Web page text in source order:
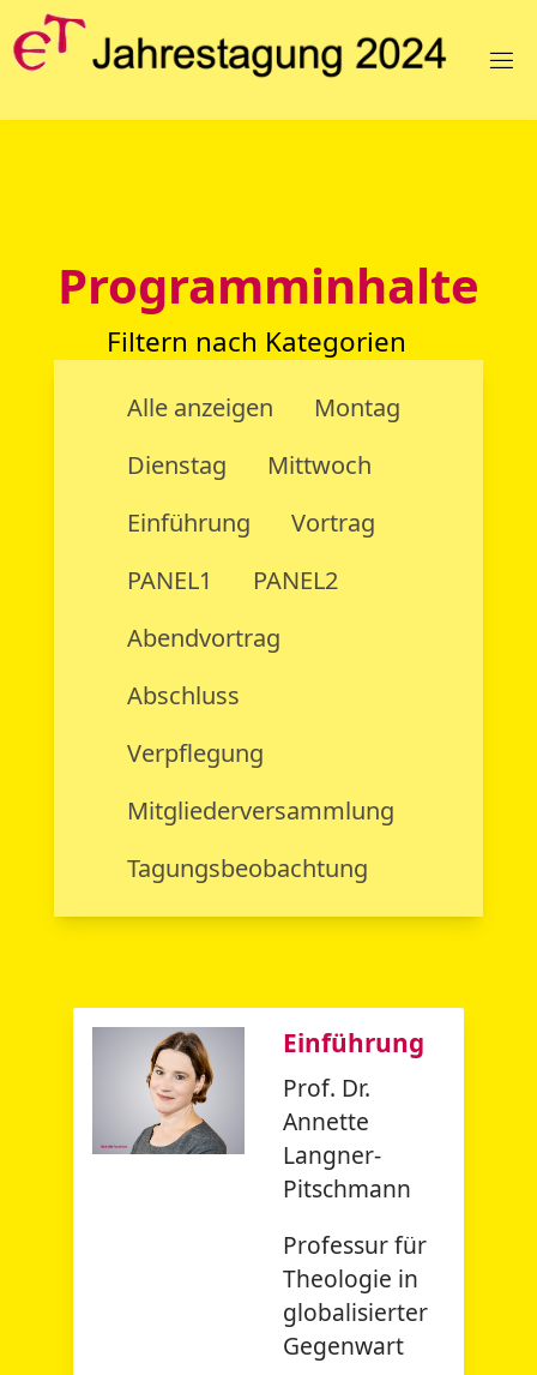
E
T J
Programminhalte
Filtern nach Kategorien
Alle anzeigen
Montag
Dienstag
Mittwoch
Einführung
Vortrag
PANEL1
PANEL2
Abendvortrag
Abschluss
Verpflegung
Mitgliederversammlung
Tagungsbeobachtung
Einführung
Prof. Dr.
Annette
Langner-
Pitschmann
Professur für
Theologie in
globalisierter
Gegenwart